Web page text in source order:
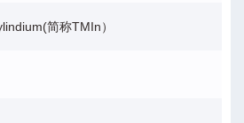
简称TMIn）